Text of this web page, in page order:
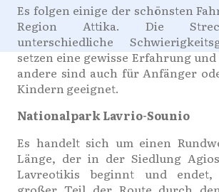
Es folgen einige der schönsten
Region Attika. Die
unterschiedliche
setzen eine gewisse Erfahrung
andere sind auch für Anfänger
Kindern geeignet.
Nationalpark Lavrio-Sounio
Es handelt sich um einen
Länge, der in der Siedlung
Lavreotikis beginnt und